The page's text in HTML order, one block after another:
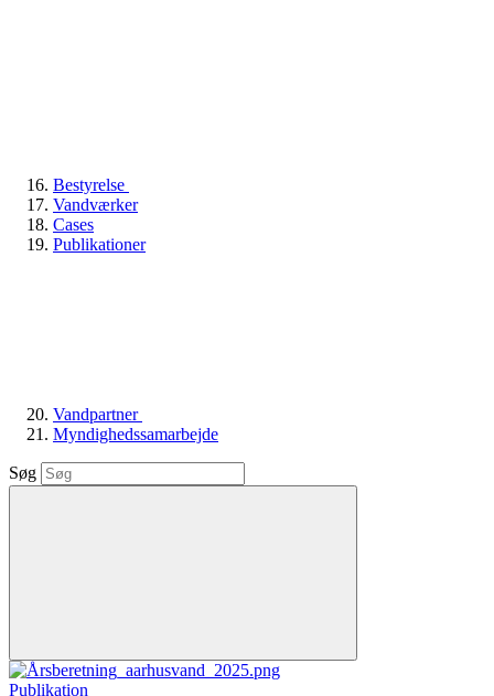
Bestyrelse
Vandværker
Cases
Publikationer
Vandpartner
Myndighedssamarbejde
Søg
Publikation